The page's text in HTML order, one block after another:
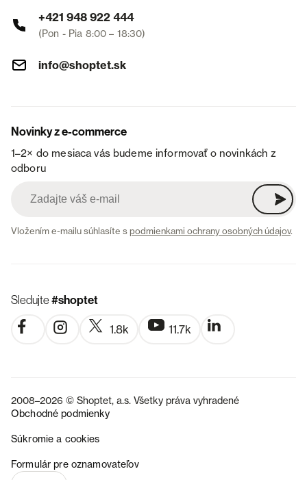
+421 948 922 444
(Pon - Pia 8:00 – 18:30)
info@shoptet.sk
Novinky z e-commerce
1–2× do mesiaca vás budeme informovať o novinkách z
odboru
Vložením e-mailu súhlasíte spodmienkami ochrany osobných údajov.
Sledujte#shoptet
1.8k 11.7k
2008–2026 © Shoptet, a.s. Všetky práva vyhradené
Obchodné podmienky
Súkromie a cookies
Formulár pre oznamovateľov